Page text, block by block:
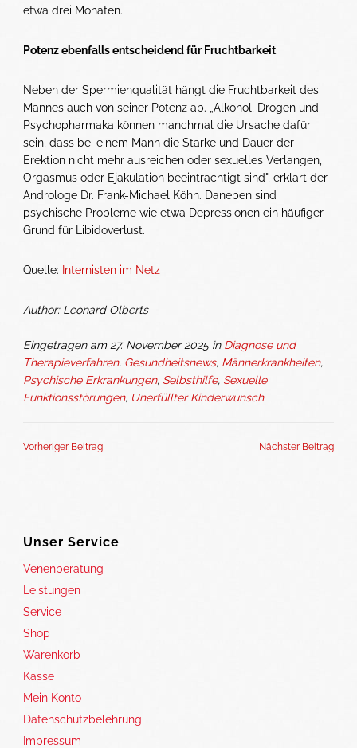
etwa drei Monaten.
Potenz ebenfalls entscheidend für Fruchtbarkeit
Neben der Spermienqualität hängt die Fruchtbarkeit des
Mannes auch von seiner Potenz ab. „Alkohol, Drogen und
Psychopharmaka können manchmal die Ursache dafür
sein, dass bei einem Mann die Stärke und Dauer der
Erektion nicht mehr ausreichen oder sexuelles Verlangen,
Orgasmus oder Ejakulation beeinträchtigt sind", erklärt der
Androloge Dr. Frank-Michael Köhn. Daneben sind
psychische Probleme wie etwa Depressionen ein häufiger
Grund für Libidoverlust.
Quelle: Internisten im Netz
Author: Leonard Olberts
Eingetragen am 27. November 2025 in Diagnose und
Therapieverfahren, Gesundheitsnews, Männerkrankheiten,
Psychische Erkrankungen, Selbsthilfe, Sexuelle
Funktionsstörungen, Unerfüllter Kinderwunsch
Vorheriger Beitrag Nächster Beitrag
Unser Service
Venenberatung
Leistungen
Service
Shop
Warenkorb
Kasse
Mein Konto
Datenschutzbelehrung
Impressum